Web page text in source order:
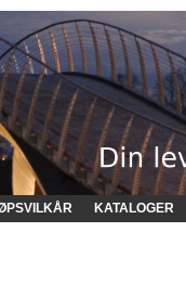
KATALOGER